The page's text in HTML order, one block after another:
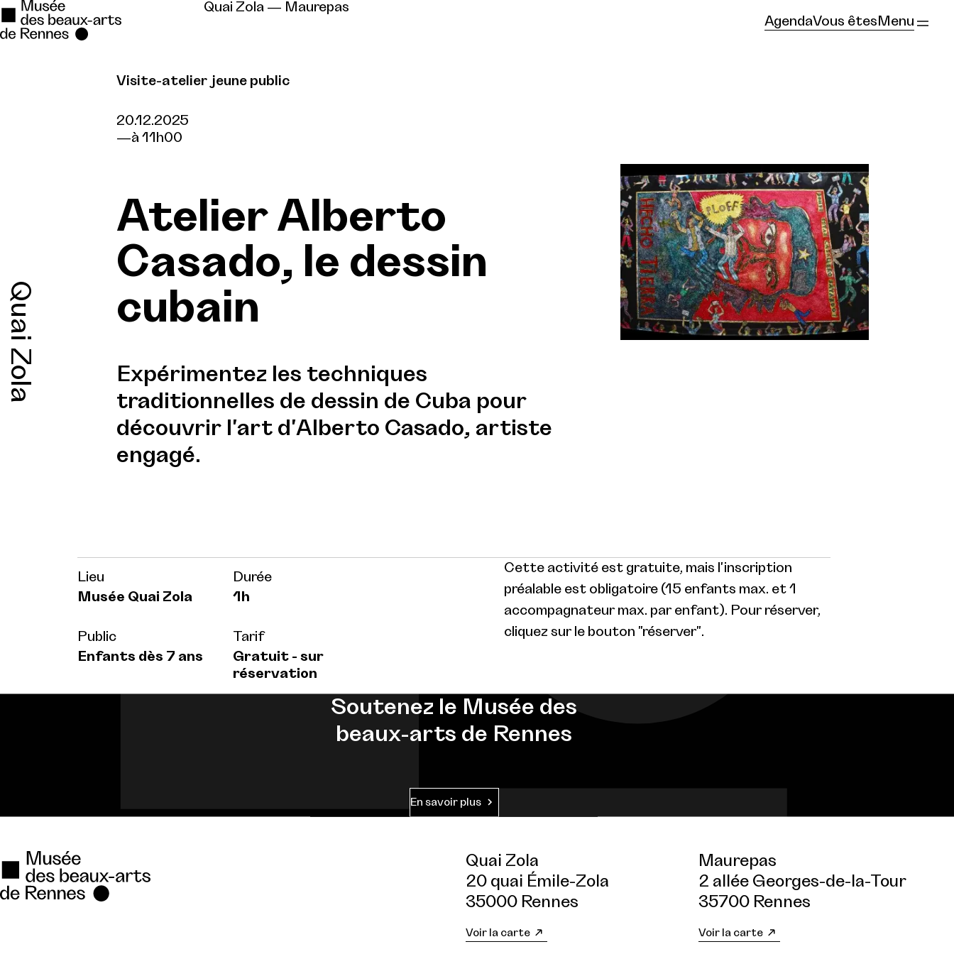
Quai Zola — Maurepas
AgendaVous êtes Menu
Quai Zola
Visite-atelier jeune public
20.12.2025
à 11h00
Atelier Alberto
Casado, le dessin
cubain
Expérimentez les techniques
traditionnelles de dessin de Cuba pour
découvrir l'art d'Alberto Casado, artiste
engagé.
Lieu
Musée Quai Zola
Durée
1h
Public
Enfants dès 7 ans
Tarif
Gratuit - sur
réservation
Cette activité est gratuite, mais l'inscription
préalable est obligatoire (15 enfants max. et 1
accompagnateur max. par enfant). Pour réserver,
cliquez sur le bouton "réserver".
Soutenez le Musée des
beaux-arts de Rennes
En savoir plus
Quai Zola
20 quai Émile-Zola
35000 Rennes
Voir la carte
Maurepas
2 allée Georges-de-la-Tour
35700 Rennes
Voir la carte